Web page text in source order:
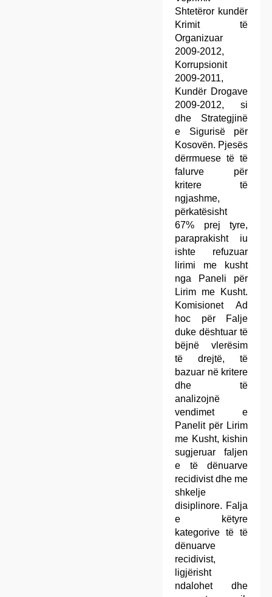
Shtetëror kundër
Krimit të
Organizuar
2009-2012,
Korrupsionit
2009-2011,
Kundër Drogave
2009-2012, si
dhe Strategjinë
e Sigurisë për
Kosovën. Pjesës
dërrmuese të të
falurve për
kritere të
ngjashme,
përkatësisht
67% prej tyre,
paraprakisht iu
ishte refuzuar
lirimi me kusht
nga Paneli për
Lirim me Kusht.
Komisionet Ad
hoc për Falje
duke dështuar të
bëjnë vlerësim
të drejtë, të
bazuar në kritere
dhe të
analizojnë
vendimet e
Panelit për Lirim
me Kusht, kishin
sugjeruar faljen
e të dënuarve
recidivist dhe me
shkelje
disiplinore. Falja
e këtyre
kategorive të të
dënuarve
recidivist,
ligjërisht
ndalohet dhe